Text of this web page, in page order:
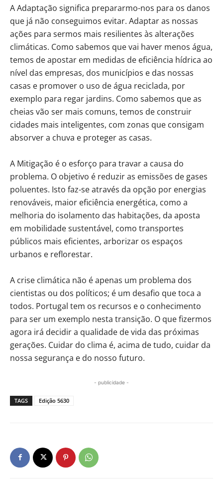
A Adaptação significa prepararmo-nos para os danos
que já não conseguimos evitar. Adaptar as nossas
ações para sermos mais resilientes às alterações
climáticas. Como sabemos que vai haver menos água,
temos de apostar em medidas de eficiência hídrica ao
nível das empresas, dos municípios e das nossas
casas e promover o uso de água reciclada, por
exemplo para regar jardins. Como sabemos que as
cheias vão ser mais comuns, temos de construir
cidades mais inteligentes, com zonas que consigam
absorver a chuva e proteger as casas.
A Mitigação é o esforço para travar a causa do
problema. O objetivo é reduzir as emissões de gases
poluentes. Isto faz-se através da opção por energias
renováveis, maior eficiência energética, como a
melhoria do isolamento das habitações, da aposta
em mobilidade sustentável, como transportes
públicos mais eficientes, arborizar os espaços
urbanos e reflorestar.
A crise climática não é apenas um problema dos
cientistas ou dos políticos; é um desafio que toca a
todos. Portugal tem os recursos e o conhecimento
para ser um exemplo nesta transição. O que fizermos
agora irá decidir a qualidade de vida das próximas
gerações. Cuidar do clima é, acima de tudo, cuidar da
nossa segurança e do nosso futuro.
- publicidade -
TAGS Edição 5630